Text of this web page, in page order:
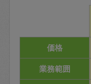
価格
業務範囲